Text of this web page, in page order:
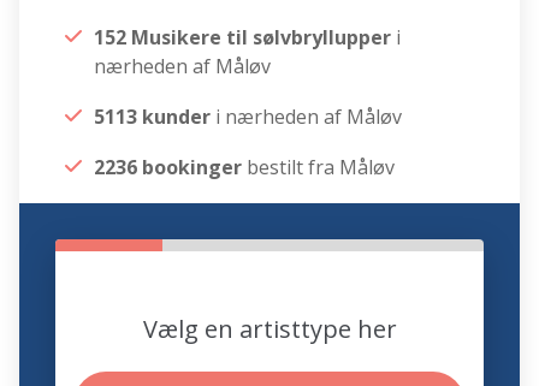
152 Musikere til sølvbryllupper i
nærheden af Måløv
5113 kunder i nærheden af Måløv
2236 bookinger bestilt fra Måløv
Vælg en artisttype her